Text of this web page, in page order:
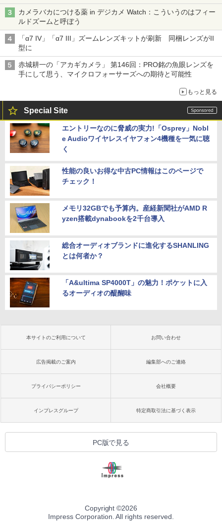
カメラバカにつける薬 in デジカメ Watch：こういうのはフィー
ルドズームと呼ぼう
「α7 IV」「α7 III」ズームレンズキットが刷新 同梱レンズがII
型に
赤城耕一の「アカギカメラ」 第146回：PRO銘の魚眼レンズを
手にして思う、マイクロフォーサーズへの期待と可能性
もっと見る
Special Site
エントリーなのに脅威の実力!「Osprey」Nobl
e Audioワイヤレスイヤフォン4機種を一気に聴
く
性能の良いお得な中古PC情報はこのページで
チェック！
メモリ32GBでも予算内。産経新聞社がAMD R
yzen搭載dynabookを2千台導入
総合オーディオブランドに進化するSHANLING
とは何者か？
「A&ultima SP4000T」の魅力！ポケットに入
るオーディオの醍醐味
本サイトのご利用について お問い合わせ
広告掲載のご案内 編集部へのご連絡
プライバシーポリシー 会社概要
インプレスグループ 特定商取引法に基づく表示
PC版で見る
Copyright ©2026
Impress Corporation. All rights reserved.